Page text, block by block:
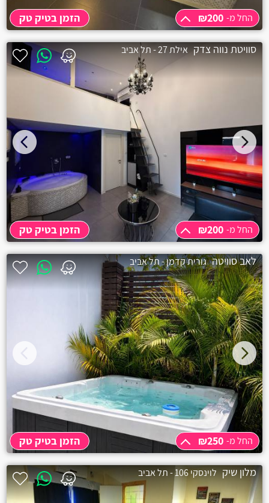
אלקוש
אכזיב
אביטל
אחיהוד
אחיטוב
אבטליון
אביאל
אביבים
אביגדור
אביחיל
אביעזר
אבירים
אבן יצחק
אור עקיבא
אזור
אילת
בית אורן
בית העמק
החל מ- ₪200
הזמן בטיק טק החל מ- ₪200
סוויטת נווה צדק אילת 27 - תל אביב
החל מ- ₪200
הזמן בטיק טק החל מ- ₪200
לאב סוויטה גורית קדמן - תל אביב
החל מ-
₪250
שעה
₪250
שעתיים
₪250
הזמן בטיק טק החל מ- ₪250
מלון שיק לוינסקי 106 - תל אביב